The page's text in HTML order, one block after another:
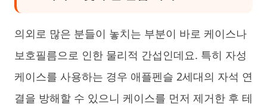
의외로 많은 분들이 놓치는 부분이 바로 케이스나
보호필름으로 인한 물리적 간섭인데요. 특히 자성
케이스를 사용하는 경우 애플펜슬 2세대의 자석 연
결을 방해할 수 있으니 케이스를 먼저 제거한 후 테